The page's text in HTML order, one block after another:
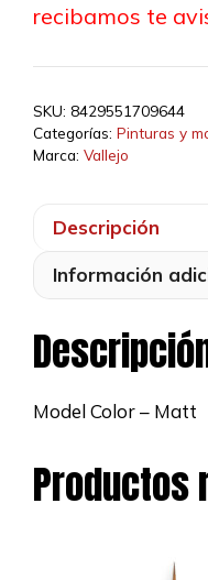
recibamos te
SKU: 8429551709644
Categorías: Pinturas y
Marca: Vallejo
Descripción
Información
Model Color – Matt
Productos